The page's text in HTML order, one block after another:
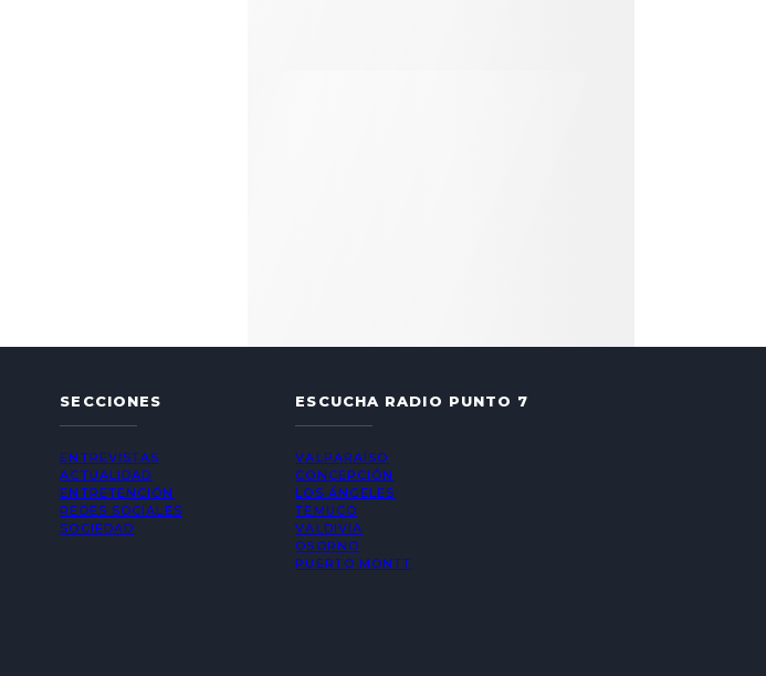
SECCIONES
ENTREVISTAS
ACTUALIDAD
ENTRETENCIÓN
REDES SOCIALES
SOCIEDAD
ESCUCHA RADIO PUNTO 7
VALPARAÍSO
CONCEPCIÓN
LOS ÁNGELES
TEMUCO
VALDIVIA
OSORNO
PUERTO MONTT